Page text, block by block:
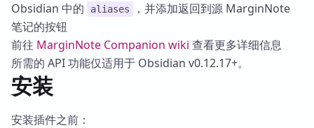
Obsidian 中的
aliases
，并添加返回到源 MarginNote
笔记的按钮
前往 MarginNote Companion wiki 查看更多详细信息
所需的 API 功能仅适用于 Obsidian v0.12.17+。
安装
安装插件之前：